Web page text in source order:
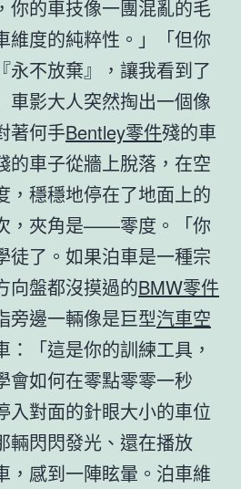
你的車技像一團混亂的毛
維度的純粹性。」「但你
不放棄』，讓我看到了
車影大人突然掏出一個像
著何手Bentley零件殘的車
的車子從牆上脫落，在空
，穩穩地停在了地面上的
，夾角是——零度。「你
徒了。如果泊車是一種宗
向盤都沒摸過的BMW零件
旁邊一輛像是巨型汽車空
：「這是你的訓練工具，
會如何在零點零零一秒
入對面的針眼大小的車位
輛閃閃發光、還在播放
，感到一陣眩暈。泊車維